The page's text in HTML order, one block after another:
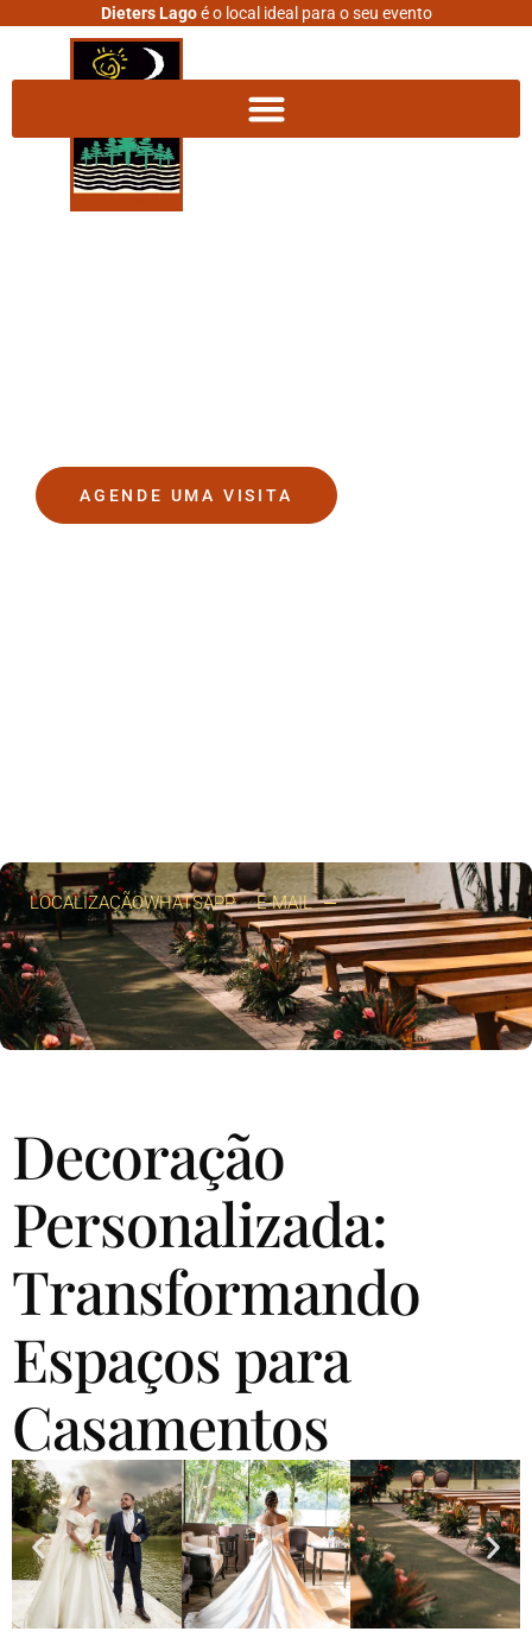
Dieters Lagoé o local ideal para o seu evento
AGENDE UMA VISITA
LOCALIZAÇÃOWHATSAPP E-MAIL
Decoração
Personalizada:
Transformando
Espaços para
Casamentos